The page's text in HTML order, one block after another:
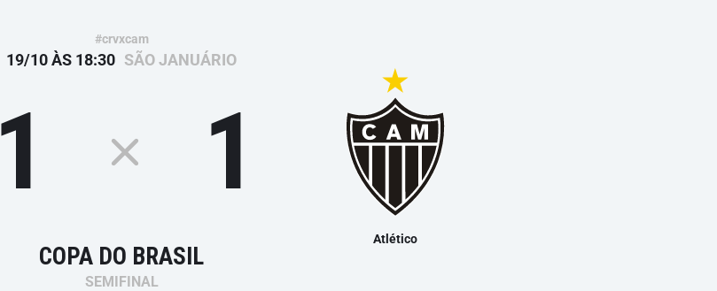
#crvxcam
19/10 ÀS 18:30 SÃO JANUÁRIO
1 1
Atlético
COPA DO BRASIL
SEMIFINAL